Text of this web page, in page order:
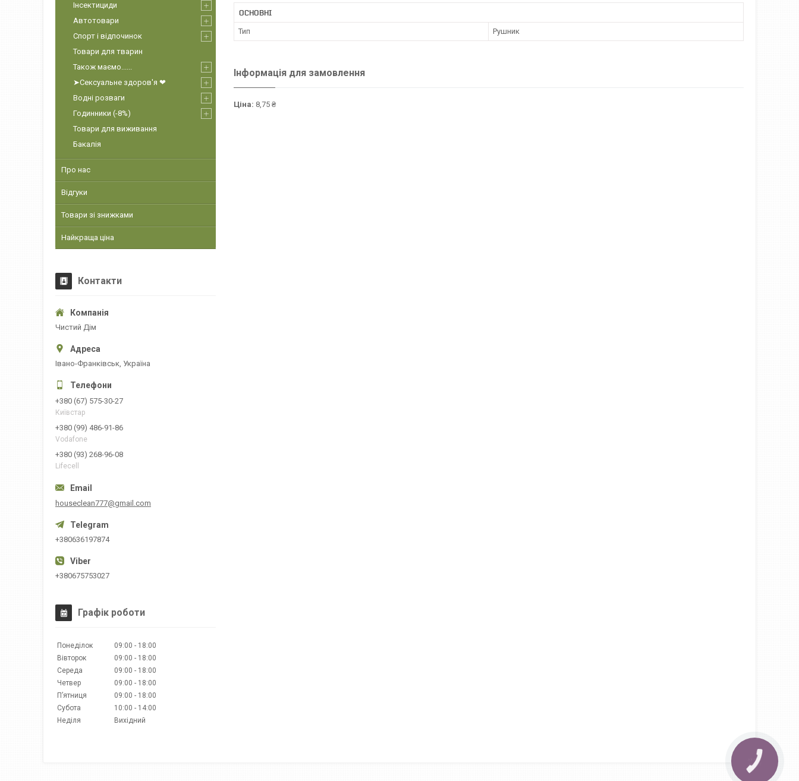
ОСНОВНІ
Тип Рушник
Інформація для замовлення
Ціна: 8,75 ₴
Інсектициди
Автотовари
Спорт і відпочинок
Товари для тварин
Також маємо......
➤Сексуальне здоров'я ❤
Водні розваги
Годинники (-8%)
Товари для виживання
Бакалія
Про нас
Відгуки
Товари зі знижками
Найкраща ціна
Контакти
Чистий Дім
Івано-Франківськ, Україна
+380 (67) 575-30-27
Київстар
+380 (99) 486-91-86
Vodafone
+380 (93) 268-96-08
Lifecell
houseclean777@gmail.com
+380636197874
+380675753027
Графік роботи
Понеділок 09:00
18:00
Вівторок
09:00
18:00
Середа
09:00
18:00
Четвер
09:00
18:00
Пʼятниця
09:00
18:00
Субота
10:00
14:00
Неділя
Вихідний
КНОПКА
ЗВ'ЯЗКУ